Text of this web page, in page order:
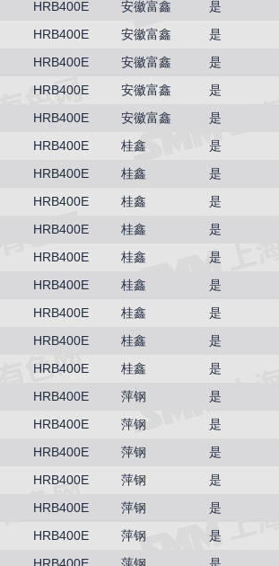
HRB400E 安徽富鑫 是
HRB400E 安徽富鑫 是
HRB400E 安徽富鑫 是
HRB400E 安徽富鑫 是
HRB400E 安徽富鑫 是
HRB400E 桂鑫 是
HRB400E 桂鑫 是
HRB400E 桂鑫 是
HRB400E 桂鑫 是
HRB400E 桂鑫 是
HRB400E 桂鑫 是
HRB400E 桂鑫 是
HRB400E 桂鑫 是
HRB400E 桂鑫 是
HRB400E 萍钢 是
HRB400E 萍钢 是
HRB400E 萍钢 是
HRB400E 萍钢 是
HRB400E 萍钢 是
HRB400E 萍钢 是